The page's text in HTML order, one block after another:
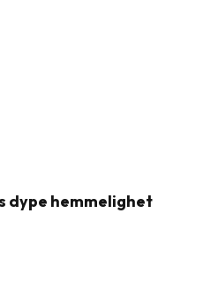
dype hemmelighet